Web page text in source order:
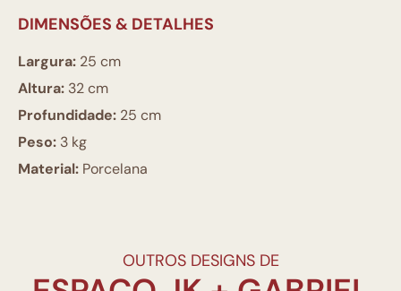
DIMENSÕES & DETALHES
Largura: 25 cm
Altura: 32 cm
Profundidade: 25 cm
Peso: 3 kg
Material: Porcelana
OUTROS DESIGNS DE